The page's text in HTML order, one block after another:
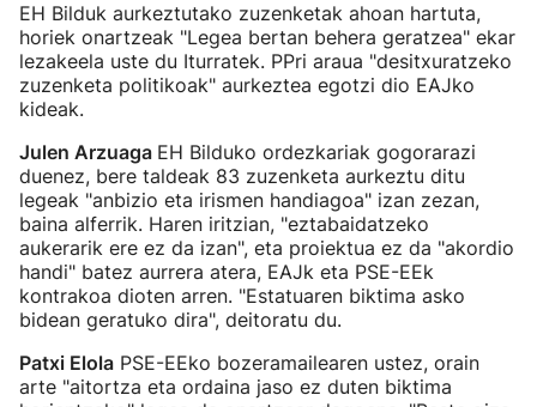
EH Bilduk aurkeztutako zuzenketak ahoan hartuta,
horiek onartzeak "Legea bertan behera geratzea" ekar
lezakeela uste du Iturratek. PPri araua "desitxuratzeko
zuzenketa politikoak" aurkeztea egotzi dio EAJko
kideak.
Julen Arzuaga EH Bilduko ordezkariak gogorarazi
duenez, bere taldeak 83 zuzenketa aurkeztu ditu
legeak "anbizio eta irismen handiagoa" izan zezan,
baina alferrik. Haren iritzian, "eztabaidatzeko
aukerarik ere ez da izan", eta proiektua ez da "akordio
handi" batez aurrera atera, EAJk eta PSE-EEk
kontrakoa dioten arren. "Estatuaren biktima asko
bidean geratuko dira", deitoratu du.
Patxi Elola PSE-EEko bozeramailearen ustez, orain
arte "aitortza eta ordaina jaso ez duten biktima